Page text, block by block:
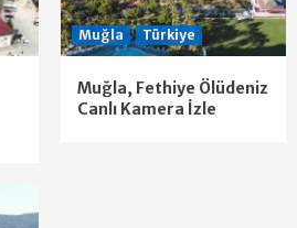
Muğla Türkiye
Muğla, Fethiye Ölüdeniz
Canlı Kamera İzle